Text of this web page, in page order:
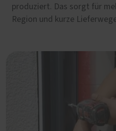
produziert. Das sorgt für
Region und kurze